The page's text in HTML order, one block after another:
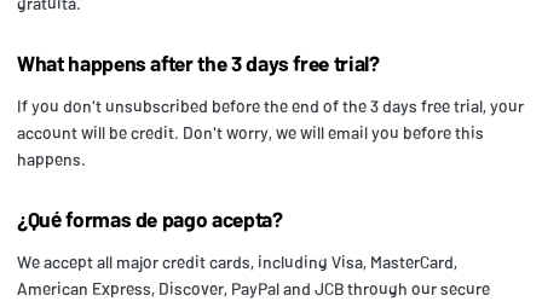
What happens after the 3 days free trial?
If you don't unsubscribed before the end of the 3 days free trial, your
account will be credit. Don't worry, we will email you before this
happens.
¿Qué formas de pago acepta?
We accept all major credit cards, including Visa, MasterCard,
American Express, Discover, PayPal and JCB through our secure